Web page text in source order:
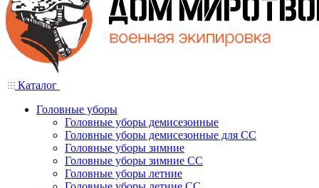
Каталог
Головные уборы
Головные уборы демисезонные
Головные уборы демисезонные для СС
Головные уборы зимние
Головные уборы зимние СС
Головные уборы летние